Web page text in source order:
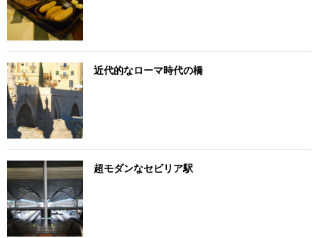
近代的なローマ時代の橋
超モダンなセビリア駅